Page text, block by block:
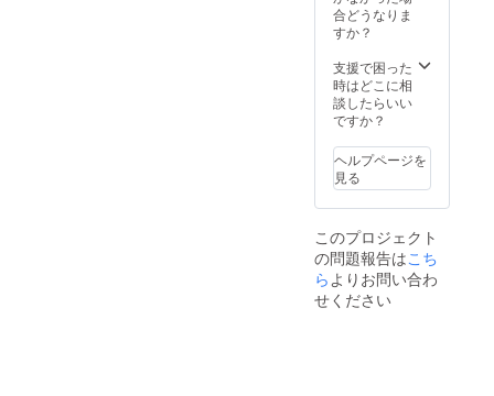
す。
11月末
定）
［場
所］大
阪府
定） ・
支援者
様の交
通費や
各自で
ご負担
くださ
います
ようお
スにお
送りい
す。 脚
本デー
タを提
供 ・脚
稿)の
PDF
データ
を記載
いる
メール
アドレ
スにお
送りい
み、ロ
ゴ／バ
掲載は
不可。
・支援
時、必
欄に希
望され
るお名
前をご
ださ
い。
キャス
トオフ
ショッ
合どうなりま
すか？
支援で困った
時はどこに相
談したらいい
ですか？
ヘルプページを
見る
このプロジェクト
の問題報告はこち
らよりお問い合わ
せください